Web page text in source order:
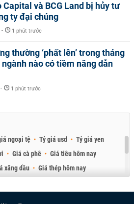
Capital và BCG Land bị hủy tư
ty đại chúng
- 1 phút trước
thường ‘phất lên’ trong tháng
ngành nào có tiềm năng dẫn
- 1 phút trước
ngoại tệ Tỷ giá usd
Tỷ giá yen
Giá cà phê
Giá tiêu hôm nay
xăng dầu
Giá thép hôm nay